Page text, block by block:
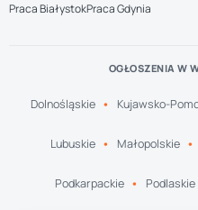
Praca BiałystokPraca Gdynia
OGŁOSZENIA W
Dolnośląskie Kujawsko-
Lubuskie Małopolskie
Podkarpackie Podlaskie